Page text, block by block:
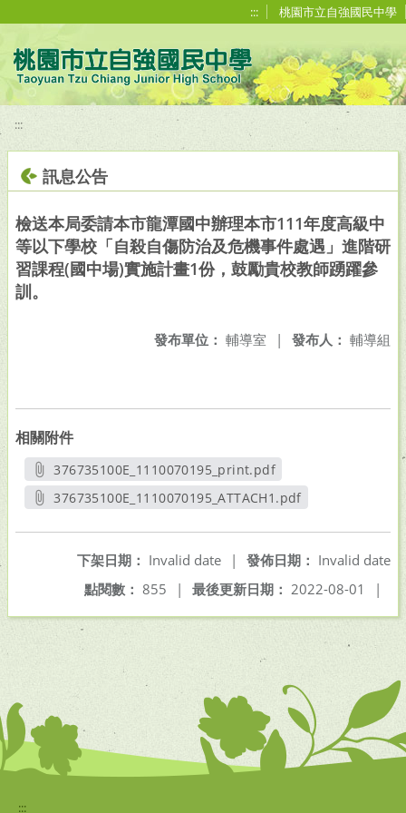
::: 桃園市立自強國民中學
:::
訊息公告
檢送本局委請本市龍潭國中辦理本市111年度高級中
等以下學校「自殺自傷防治及危機事件處遇」進階研
習課程(國中場 )實施計畫1份，鼓勵貴校教師踴躍參
訓。
發布人： 輔導組
發布單位： 輔導室 |
相關附件
376735100E_1110070195_print.pdf
另開新視窗
376735100E_1110070195_ATTACH1.pdf
發佈日期： Invalid date
下架日期： Invalid date
|
最後更新日期： 2022-08-01 |
點閱數： 855 |
:::